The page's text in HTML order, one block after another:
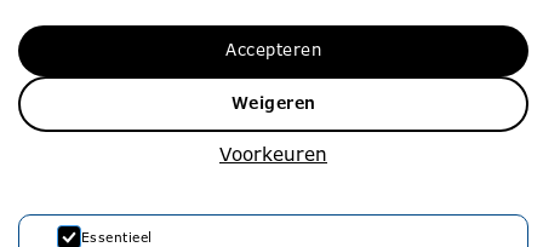
Werken bij
010 – 453 75 00
Adresgegevens
Stationssingel 80
Voorkeuren
Weigeren
Accepteren
Essentieel